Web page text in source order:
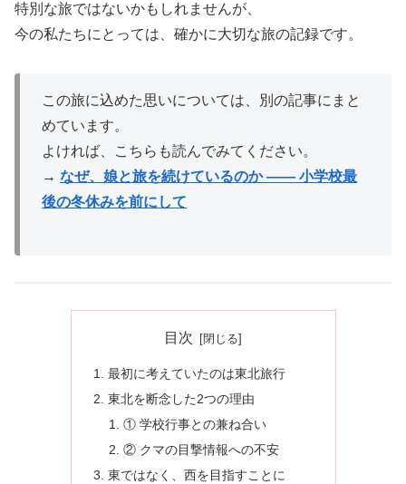
特別な旅ではないかもしれませんが、
今の私たちにとっては、確かに大切な旅の記録です。
この旅に込めた思いについては、別の記事にまと
めています。
よければ、こちらも読んでみてください。
→ なぜ、娘と旅を続けているのか —— 小学校最
後の冬休みを前にして
目次
最初に考えていたのは東北旅行
東北を断念した2つの理由
① 学校行事との兼ね合い
② クマの目撃情報への不安
東ではなく、西を目指すことに